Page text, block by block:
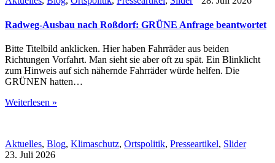
Radweg-Ausbau nach Roßdorf: GRÜNE Anfrage beantwortet
Bitte Titelbild anklicken. Hier haben Fahrräder aus beiden
Richtungen Vorfahrt. Man sieht sie aber oft zu spät. Ein Blinklicht
zum Hinweis auf sich nähernde Fahrräder würde helfen. Die
GRÜNEN hatten…
Weiterlesen »
Aktuelles, Blog, Klimaschutz, Ortspolitik, Presseartikel, Slider
23. Juli 2026